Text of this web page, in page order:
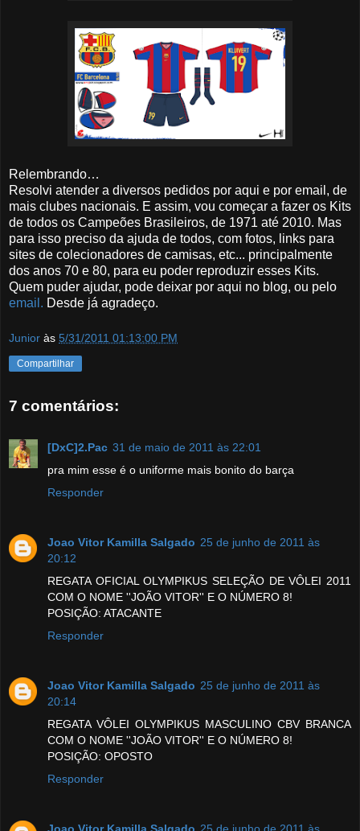
Relembrando…
Resolvi atender a diversos pedidos por aqui e por email, de
mais clubes nacionais. E assim, vou começar a fazer os Kits
de todos os Campeões Brasileiros, de 1971 até 2010. Mas
para isso preciso da ajuda de todos, com fotos, links para
sites de colecionadores de camisas, etc... principalmente
dos anos 70 e 80, para eu poder reproduzir esses Kits.
Quem puder ajudar, pode deixar por aqui no blog, ou pelo
email. Desde já agradeço.
Junior às 5/31/2011 01:13:00 PM
Compartilhar
7 comentários:
[DxC]2.Pac 31 de maio de 2011 às 22:01
pra mim esse é o uniforme mais bonito do barça
Responder
Joao Vitor Kamilla Salgado 25 de junho de 2011 às
20:12
REGATA OFICIAL OLYMPIKUS SELEÇÃO DE VÔLEI 2011
COM O NOME ''JOÃO VITOR'' E O NÚMERO 8!
POSIÇÃO: ATACANTE
Responder
Joao Vitor Kamilla Salgado 25 de junho de 2011 às
20:14
REGATA VÔLEI OLYMPIKUS MASCULINO CBV BRANCA
COM O NOME ''JOÃO VITOR'' E O NÚMERO 8!
POSIÇÃO: OPOSTO
Responder